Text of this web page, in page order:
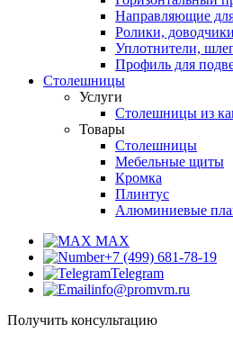
Направляющие
Ролики, доводчики
Уплотнители,
Профиль для
Столешницы
Услуги
Столешницы из
Товары
Столешницы
Мебельные щиты
Кромка
Плинтус
Алюминиевые
MAX
+7 (499) 681-78-19
Telegram
info@promvm.ru
Получить консультацию